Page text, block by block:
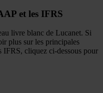
et les IFRS
livre blanc de Lucanet. Si
plus sur les principales
cliquez ci-dessous pour